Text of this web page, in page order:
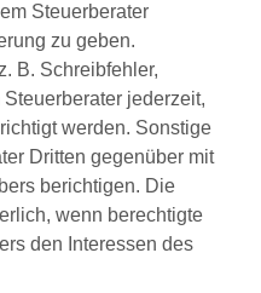
Steuerberater
zu geben.
B. Schreibfehler,
jederzeit,
werden. Sonstige
Dritten gegenüber mit
berichtigen. Die
wenn berechtigte
den Interessen des